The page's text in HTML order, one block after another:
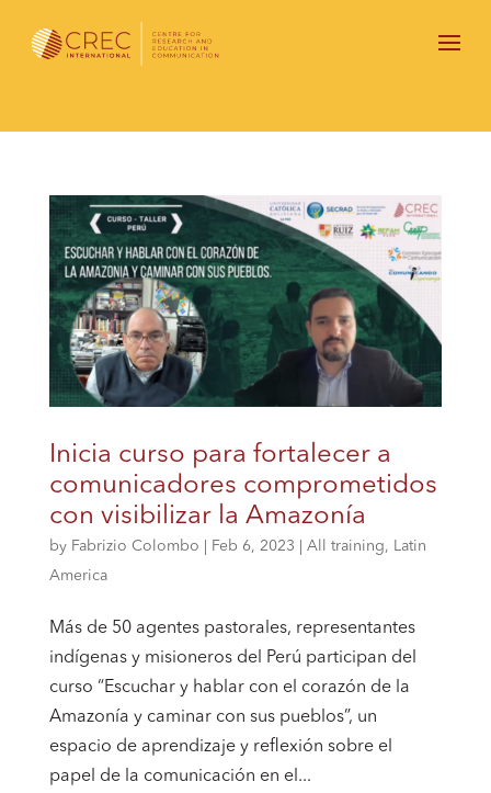
Inicia curso para fortalecer a
comunicadores comprometidos
con visibilizar la Amazonía
by Fabrizio Colombo Feb 6, 2023 All training
Latin
America
Más de 50 agentes pastorales, representantes
indígenas y misioneros del Perú participan del
curso “Escuchar y hablar con el corazón de la
Amazonía y caminar con sus pueblos”, un
espacio de aprendizaje y reflexión sobre el
papel de la comunicación en el...